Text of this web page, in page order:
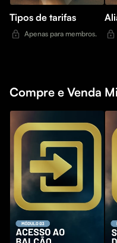
Tipos de tarifas
Apenas para membros.
Compre e Venda